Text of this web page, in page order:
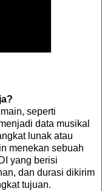
seperti
data musikal
lunak atau
menekan sebuah
yang berisi
dan durasi dikirim
tujuan.